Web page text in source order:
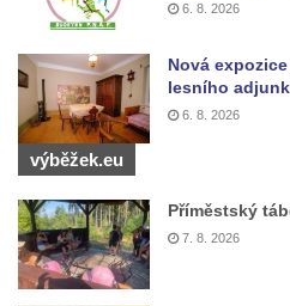
Kříž u Mikulášovického potoka
Lissnerův kříž u domu čp. 39 v
Mikulášovicích
Hampelův kříž u bývalých
Marchnerův (Zelený) kříž naproti
35 v Mikulášovicích
Schneiderův kříž před domem
6. 8. 2026
Nová
lesního
6. 8. 2026
výběžek.eu
Příměstský
7. 8. 2026